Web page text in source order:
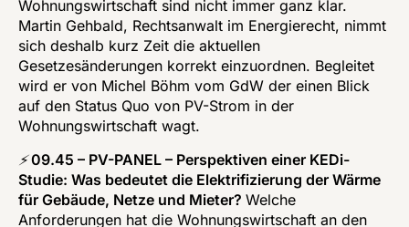
Wohnungswirtschaft sind nicht immer ganz klar.
Martin Gehbald, Rechtsanwalt im Energierecht, nimmt
sich deshalb kurz Zeit die aktuellen
Gesetzesänderungen korrekt einzuordnen. Begleitet
wird er von Michel Böhm vom GdW der einen Blick
auf den Status Quo von PV-Strom in der
Wohnungswirtschaft wagt.
⚡️ 09.45 – PV-PANEL – Perspektiven einer KEDi-
Studie: Was bedeutet die Elektrifizierung der Wärme
für Gebäude, Netze und Mieter? Welche
Anforderungen hat die Wohnungswirtschaft an den